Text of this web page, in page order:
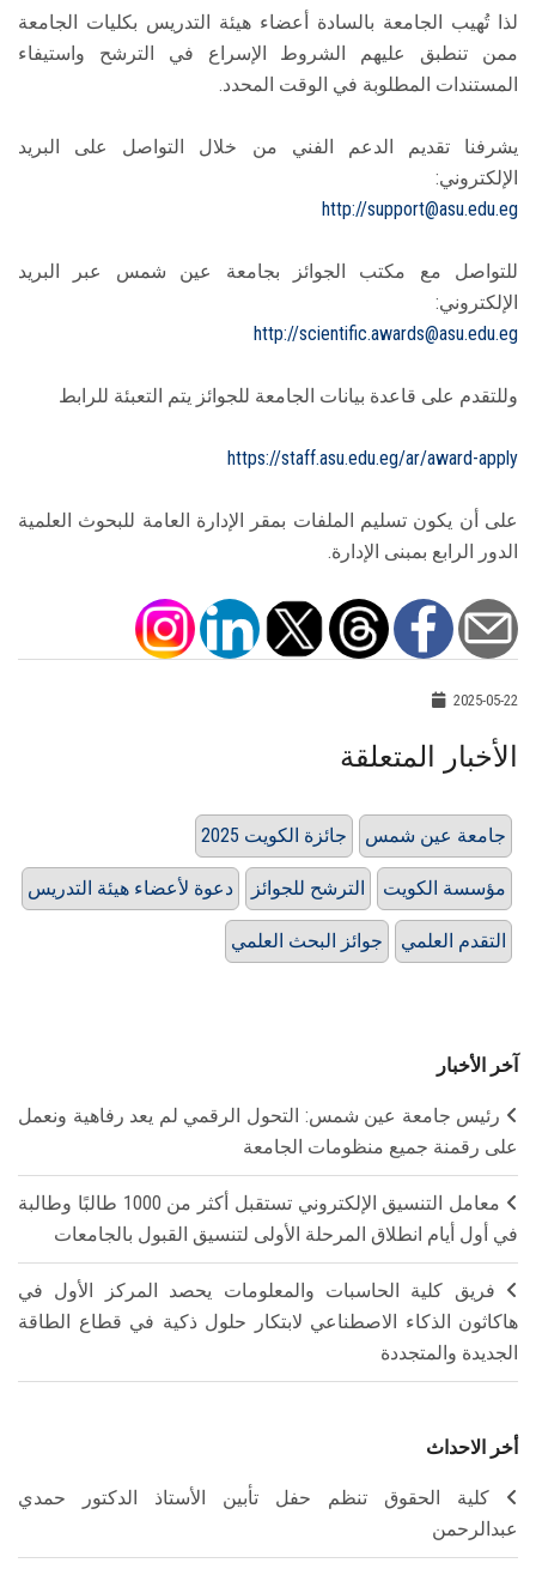
لذا تُهيب الجامعة بالسادة أعضاء هيئة التدريس بكليات الجامعة
ممن تنطبق عليهم الشروط الإسراع في الترشح واستيفاء
المستندات المطلوبة في الوقت المحدد.
يشرفنا تقديم الدعم الفني من خلال التواصل على البريد
الإلكتروني:‏
http://support@asu.edu.eg
للتواصل مع مكتب الجوائز بجامعة عين شمس عبر البريد
الإلكتروني:‏
http://scientific.awards@asu.edu.eg
وللتقدم على قاعدة بيانات الجامعة للجوائز يتم التعبئة للرابط
https://staff.asu.edu.eg/ar/award-apply
على أن يكون تسليم الملفات بمقر الإدارة العامة للبحوث العلمية
الدور الرابع بمبنى الإدارة.‏
2025-05-22
الأخبار المتعلقة
جائزة الكويت 2025 جامعة عين شمس
دعوة لأعضاء هيئة التدريس الترشح للجوائز مؤسسة الكويت
جوائز البحث العلمي التقدم العلمي
آخر الأخبار
رئيس جامعة عين شمس: التحول الرقمي لم يعد رفاهية ونعمل
على رقمنة جميع منظومات الجامعة
معامل التنسيق الإلكتروني تستقبل أكثر من 1000 طالبًا وطالبة
في أول أيام انطلاق المرحلة الأولى لتنسيق القبول بالجامعات
فريق كلية الحاسبات والمعلومات يحصد المركز الأول في
هاكاثون الذكاء الاصطناعي لابتكار حلول ذكية في قطاع الطاقة
الجديدة والمتجددة
أخر الاحداث
كلية الحقوق تنظم حفل تأبين الأستاذ الدكتور حمدي
عبدالرحمن